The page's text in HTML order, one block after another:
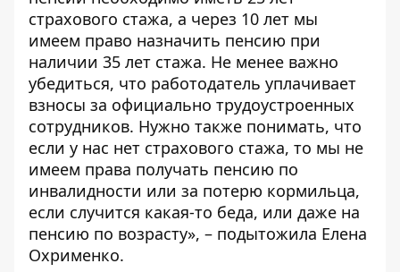
страхового стажа, а через 10 лет мы
имеем право назначить пенсию при
наличии 35 лет стажа. Не менее важно
убедиться, что работодатель уплачивает
взносы за официально трудоустроенных
сотрудников. Нужно также понимать, что
если у нас нет страхового стажа, то мы не
имеем права получать пенсию по
инвалидности или за потерю кормильца,
если случится какая-то беда, или даже на
пенсию по возрасту», – подытожила Елена
Охрименко.